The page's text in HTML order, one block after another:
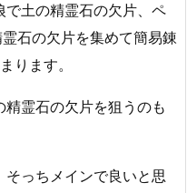
で土の精霊石の欠片、ペ
石の欠片を集めて簡易錬
ります。
霊石の欠片を狙うのも
っちメインで良いと思